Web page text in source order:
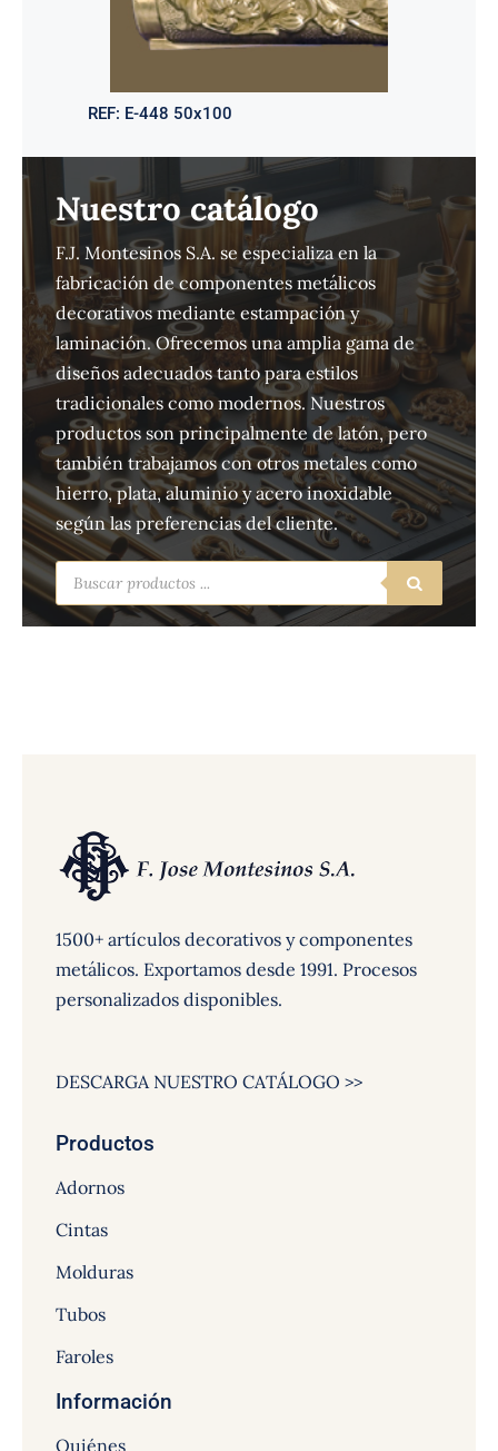
REF: E-448 50x100
Nuestro catálogo
F.J. Montesinos S.A. se especializa en la
fabricación de componentes metálicos
decorativos mediante estampación y
laminación. Ofrecemos una amplia gama de
diseños adecuados tanto para estilos
tradicionales como modernos. Nuestros
productos son principalmente de latón, pero
también trabajamos con otros metales como
hierro, plata, aluminio y acero inoxidable
según las preferencias del cliente.
Búsqueda
de
productos
1500+ artículos decorativos y componentes
metálicos. Exportamos desde 1991. Procesos
personalizados disponibles.
DESCARGA NUESTRO CATÁLOGO >>
Productos
Adornos
Cintas
Molduras
Tubos
Faroles
Información
Quiénes